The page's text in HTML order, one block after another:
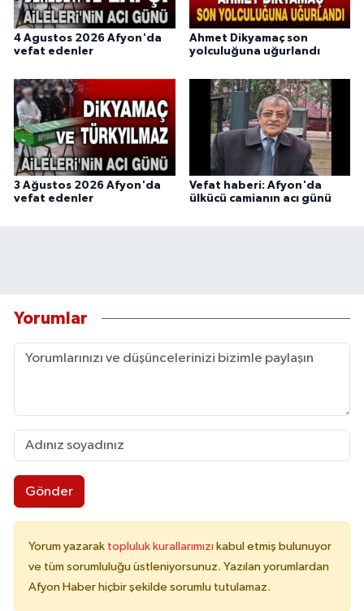
4 Agustos 2026 Afyon'da
vefat edenler
Ahmet Dikyamaç son
yolculuğuna uğurlandı
3 Ağustos 2026 Afyon'da
vefat edenler
Vefat haberi: Afyon'da
ülkücü camianın acı günü
Yorumlar
Gönder
Yorum yazarak topluluk kurallarımızı kabul etmiş bulunuyor
ve tüm sorumluluğu üstleniyorsunuz. Yazılan yorumlardan
Afyon Haber hiçbir şekilde sorumlu tutulamaz.